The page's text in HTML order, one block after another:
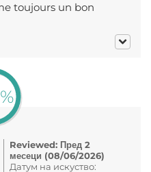
toujours un bon
Reviewed: Пред 2
месеци (08/06/2026)
Датум на искуство: